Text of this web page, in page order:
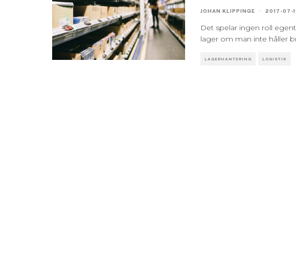
JOHAN KLIPPINGE · 2017-07-
Det spelar ingen roll
lager om man inte håller
LAGERHANTERING LOGISTIK